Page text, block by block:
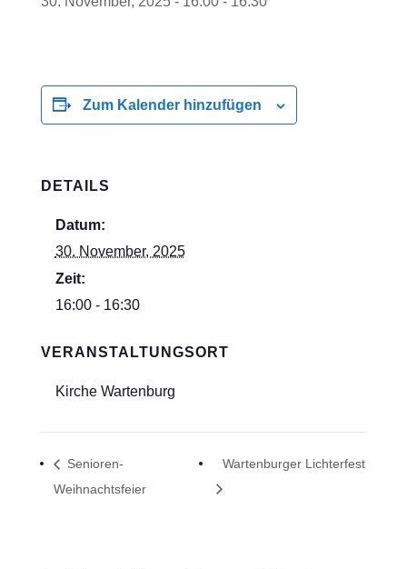
Zum Kalender hinzufügen
DETAILS
Datum:
30. November, 2025
Zeit:
16:00 - 16:30
VERANSTALTUNGSORT
Kirche Wartenburg
Senioren-
Weihnachtsfeier
Wartenburger Lichterfest